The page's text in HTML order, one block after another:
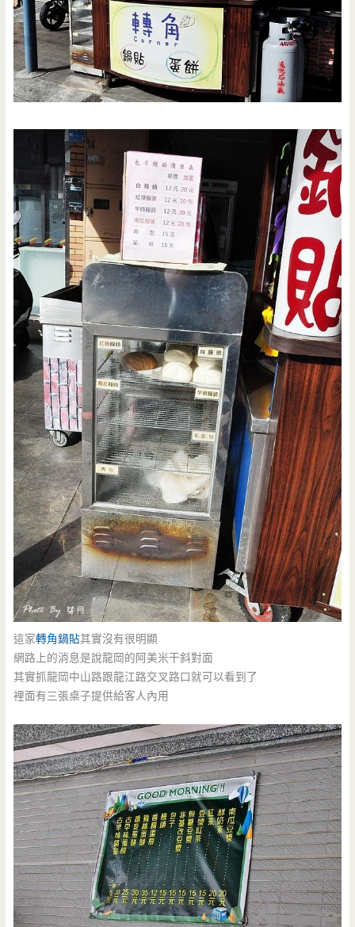
這家轉角鍋貼其實沒有很明顯
網路上的消息是說龍岡的阿美米干斜對面
其實抓龍岡中山路跟龍江路交叉路口就可以看到了
裡面有三張桌子提供給客人內用